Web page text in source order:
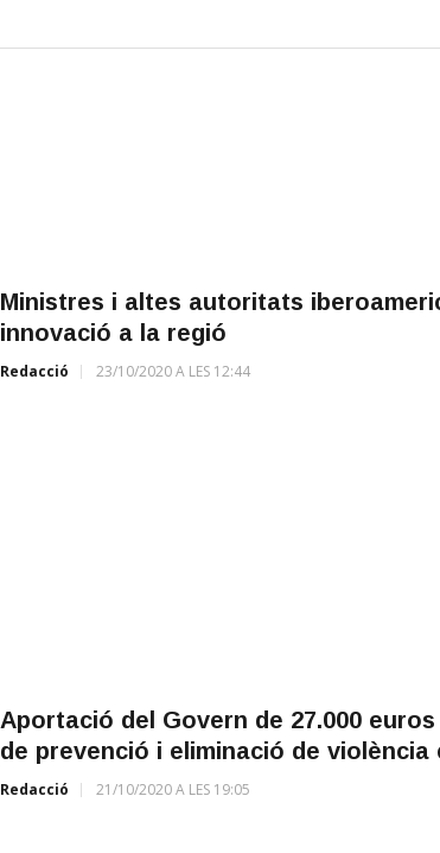
Ministres i altes autoritats
innovació a la regió
Redacció 23/10/2020 A LES 12:44
Aportació del Govern de 27.000
de prevenció i eliminació de violència
Redacció 21/10/2020 A LES 19:05